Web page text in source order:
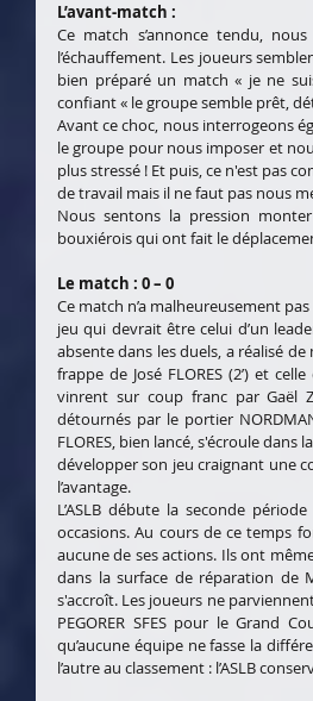
L’avant-match :
Ce match s’annonce tendu,
l’échauffement. Les joueurs
bien préparé un match « je ne
confiant « le groupe semble prêt,
Avant ce choc, nous interrogeons
le groupe pour nous imposer et
plus stressé ! Et puis, ce n'est pas
de travail mais il ne faut pas nous
Nous sentons la pression
bouxiérois qui ont fait le
Le match : 0 – 0
Ce match n’a malheureusement
jeu qui devrait être celui d’un
absente dans les duels, a réalisé
frappe de José FLORES (2’) et
vinrent sur coup franc par Gaël
détournés par le portier
FLORES, bien lancé, s'écroule dans
développer son jeu craignant une
l’avantage.
L’ASLB débute la seconde
occasions. Au cours de ce temps
aucune de ses actions. Ils ont
dans la surface de réparation de
s'accroît. Les joueurs ne
PEGORER SFES pour le Grand
qu’aucune équipe ne fasse la
l’autre au classement : l’ASLB